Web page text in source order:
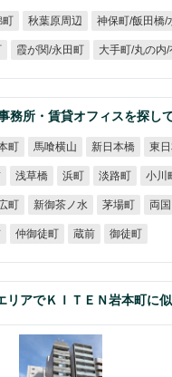
町 秋葉原周辺 神保町/飯田橋/
霞が関/永田町 大手町/丸の内/
務所・賃貸オフィスを探し
町 馬喰横山 新日本橋 東
浅草橋 浜町 淡路町 小川
町 新御茶ノ水 茅場町 両国
仲御徒町 蔵前 御徒町
リアでＫＩＴＥＮ岩本町に